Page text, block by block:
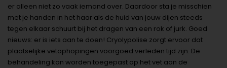
er alleen niet zo vaak iemand over. Daardoor sta je misschien
met je handen in het haar als de huid van jouw dijen steeds
tegen elkaar schuurt bij het dragen van een rok of jurk. Goed
nieuws: er is iets aan te doen! Cryolypolise zorgt ervoor dat
plaatselijke vetophopingen voorgoed verleden tijd zijn. De
behandeling kan worden toegepast op het vet aan de